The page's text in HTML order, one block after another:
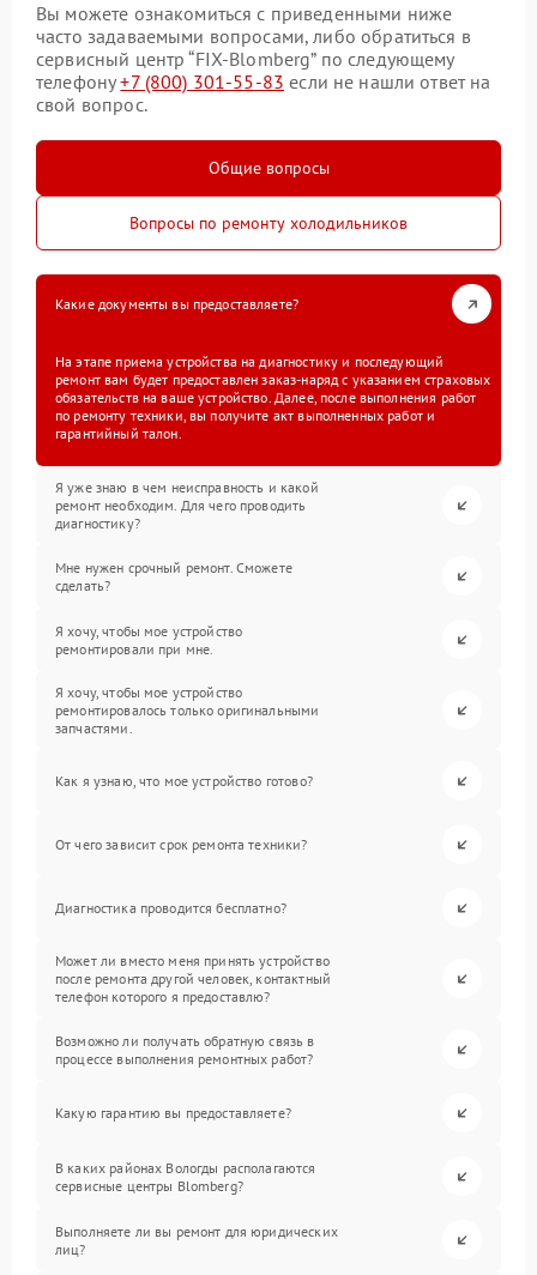
Вы можете ознакомиться с приведенными ниже
часто задаваемыми вопросами, либо обратиться в
сервисный центр “FIX-Blomberg” по следующему
телефону+7 (800) 301-55-83 если не нашли ответ на
свой вопрос.
Общие вопросы
Вопросы по ремонту холодильников
Какие документы вы предоставляете?
На этапе приема устройства на диагностику и последующий
ремонт вам будет предоставлен заказ-наряд с указанием страховых
обязательств на ваше устройство. Далее, после выполнения работ
по ремонту техники, вы получите акт выполненных работ и
гарантийный талон.
Я уже знаю в чем неисправность и какой
ремонт необходим. Для чего проводить
диагностику?
Мне нужен срочный ремонт. Сможете
сделать?
Я хочу, чтобы мое устройство
ремонтировали при мне.
Я хочу, чтобы мое устройство
ремонтировалось только оригинальными
запчастями.
Как я узнаю, что мое устройство готово?
От чего зависит срок ремонта техники?
Диагностика проводится бесплатно?
Может ли вместо меня принять устройство
после ремонта другой человек, контактный
телефон которого я предоставлю?
Возможно ли получать обратную связь в
процессе выполнения ремонтных работ?
Какую гарантию вы предоставляете?
В каких районах Вологды располагаются
сервисные центры Blomberg?
Выполняете ли вы ремонт для юридических
лиц?